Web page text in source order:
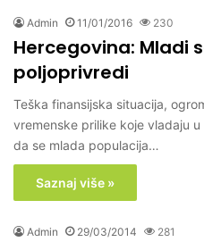
Admin 11/01/2016 230
Hercegovina: Mladi
poljoprivredi
Teška finansijska situacija,
vremenske prilike koje vladaju
da se mlada populacija…
Saznaj više »
Admin 29/03/2014 281